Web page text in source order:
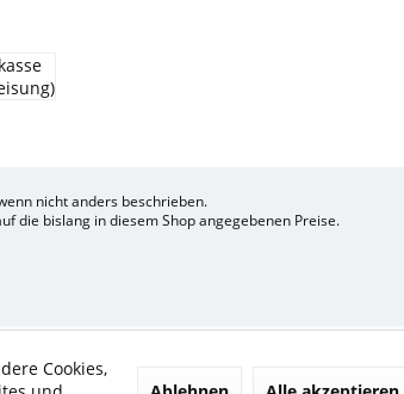
nicht anders beschrieben.
die bislang in diesem Shop angegebenen Preise.
Cookies,